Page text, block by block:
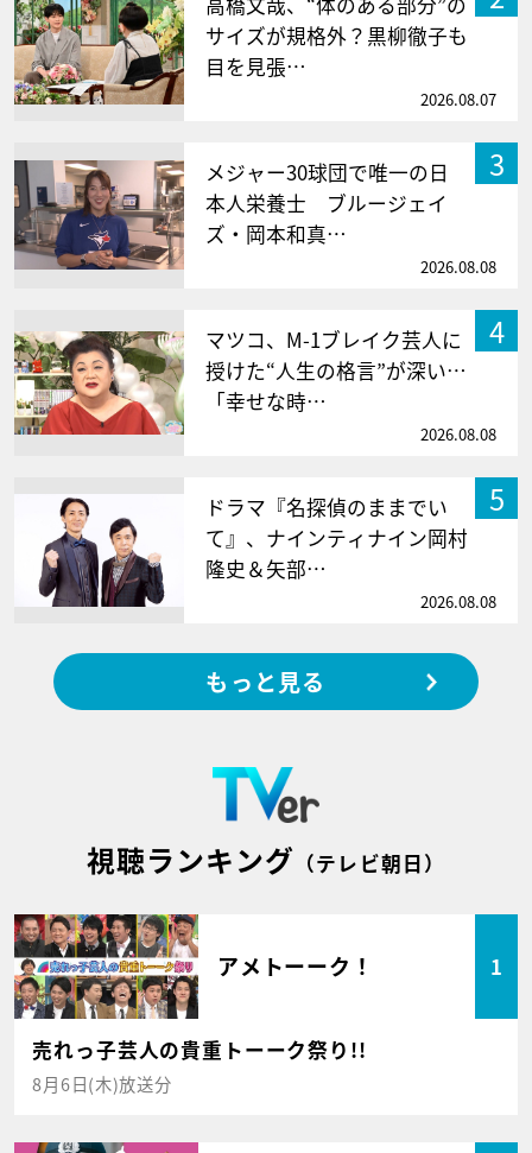
サイズが規格外？黒柳徹子も
目を見張…
2026.08.07
3
メジャー30球団で唯一の日
本人栄養士 ブルージェイ
ズ・岡本和真…
2026.08.08
4
マツコ、M-1ブレイク芸人に
授けた“人生の格言”が深い…
「幸せな時…
2026.08.08
5
ドラマ『名探偵のままでい
て』、ナインティナイン岡村
隆史＆矢部…
2026.08.08
もっと見る
視聴ランキング （テレビ朝日）
アメトーーク！ 1
売れっ子芸人の貴重トーーク祭り!!
8月6日(木)放送分